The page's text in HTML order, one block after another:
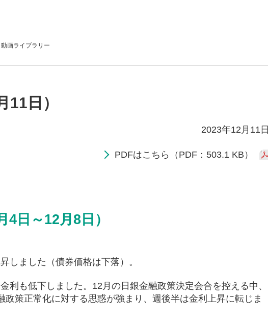
動画ライブラリー
日）
2023年12月11日
PDFはこちら（PDF：503.1 KB）
日～12月8日）
しました（債券価格は下落）。
利も低下しました。12月の日銀金融政策決定会合を控える中、
策正常化に対する思惑が強まり、週後半は金利上昇に転じま